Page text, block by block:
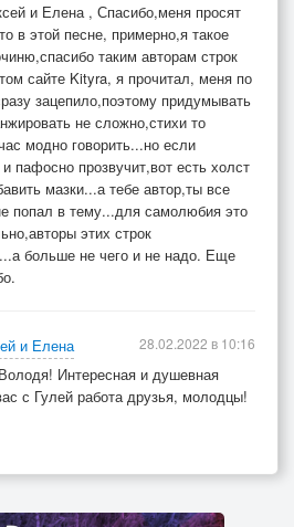
и Елена , Спасибо,меня просят
в этой песне, примерно,я такое
таким авторам строк
сайте Kityra, я прочитал, меня по
зацепило,поэтому придумывать
не сложно,стихи то
модно говорить...но если
пафосно прозвучит,вот есть холст
мазки...а тебе автор,ты все
попал в тему...для самолюбия это
этих строк
больше не чего и не надо. Еще
и Елена
Интересная и душевная
с Гулей работа друзья, молодцы!
28.02.2022 в 10:16